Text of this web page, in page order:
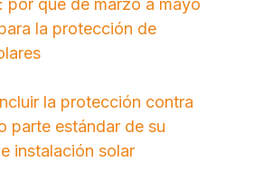
por qué de marzo a mayo
la protección de
la protección contra
parte estándar de su
instalación solar